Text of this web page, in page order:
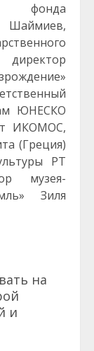
фонда
ЮНЕСКО
ИКОМОС,
(Греция)
РТ
музея-
Зиля
на
и